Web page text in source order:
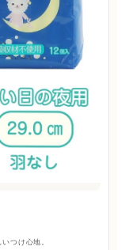
つけ心地。